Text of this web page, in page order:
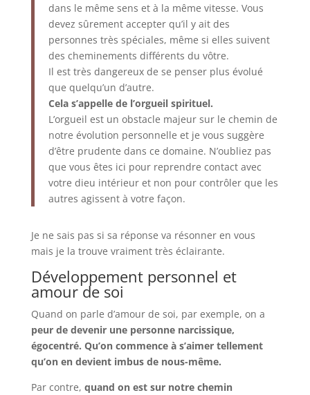
dans le même sens et à la même vitesse. Vous
devez sûrement accepter qu’il y ait des
personnes très spéciales, même si elles suivent
des cheminements différents du vôtre.
Il est très dangereux de se penser plus évolué
que quelqu’un d’autre.
Cela s’appelle de l’orgueil spirituel.
L’orgueil est un obstacle majeur sur le chemin de
notre évolution personnelle et je vous suggère
d’être prudente dans ce domaine. N’oubliez pas
que vous êtes ici pour reprendre contact avec
votre dieu intérieur et non pour contrôler que les
autres agissent à votre façon.
Je ne sais pas si sa réponse va résonner en vous
mais je la trouve vraiment très éclairante.
Développement personnel et
amour de soi
Quand on parle d’amour de soi, par exemple, on a
peur de devenir une personne narcissique,
égocentré. Qu’on commence à s’aimer tellement
qu’on en devient imbus de nous-même.
Par contre, quand on est sur notre chemin